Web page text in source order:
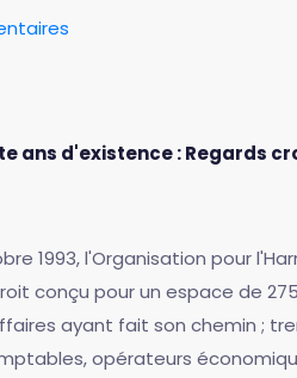
ans d'existence : Regards
1993, l'Organisation pour
conçu pour un espace de
ayant fait son chemin ;
opérateurs